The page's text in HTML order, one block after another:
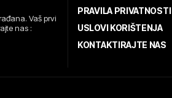
Vaš prvi
nas :
PRAVILA PRIVATNOSTI
USLOVI KORIŠTENJA
KONTAKTIRAJTE NAS